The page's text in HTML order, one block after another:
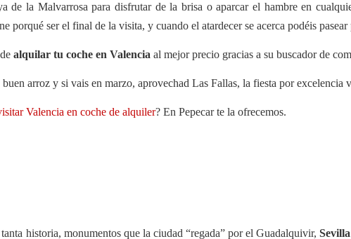
de la Malvarrosa para disfrutar de la brisa o aparcar el hambre en
porqué ser el final de la visita, y cuando el atardecer se acerca podéis
alquilar tu coche en Valencia al mejor precio gracias a su buscador de
arroz y si vais en marzo, aprovechad Las Fallas, la fiesta por excelencia
Valencia en coche de alquiler? En Pepecar te la ofrecemos.
tanta historia, monumentos que la ciudad “regada” por el Guadalquivir,Sevilla